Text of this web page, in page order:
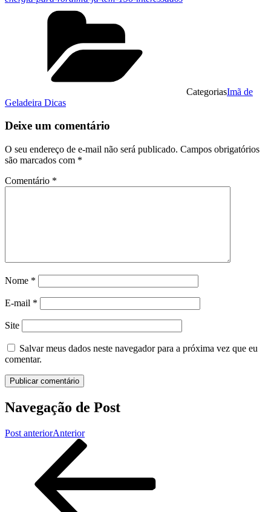
CategoriasImã de
Geladeira Dicas
Deixe um comentário
O seu endereço de e-mail não será publicado. Campos obrigatórios
são marcados com *
Comentário *
Nome *
E-mail *
Site
Salvar meus dados neste navegador para a próxima vez que eu
comentar.
Navegação de Post
Post anteriorAnterior